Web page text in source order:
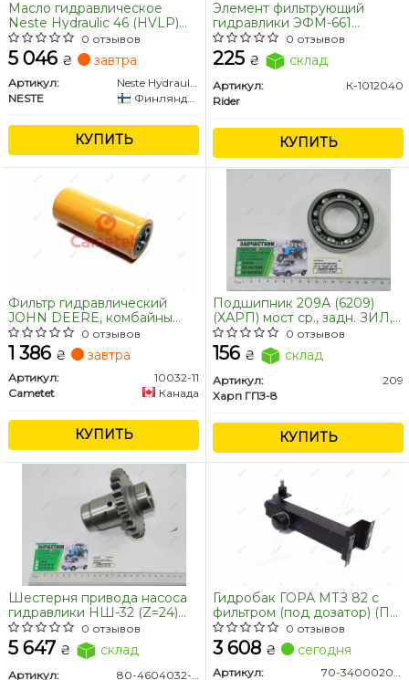
Масло гидравлическое
Neste Hydraulic 46 (HVLP)
20л.
0 отзывов
5 046 ₴ завтра
Артикул:
Neste Hydraulic 46 20L
NESTE
Финляндия
КУПИТЬ
Элемент фильтрующий
гидравлики ЭФМ-661
МЕ-008 К-1012040
(Экскаваторы ЭО-54,
ЭО-2621, ЭО-3322,
Амкадор,БелАЗ-7519, 7512,
7549; тепловозы) (RIDER)
0 отзывов
225 ₴ склад
Артикул:
К-1012040
Rider
КУПИТЬ
Фильтр гидравлический
JOHN DEERE, комбайны
(Cametet) JOHN DEERE
[AH128449, RE205726]
0 отзывов
1 386 ₴ завтра
Артикул:
10032-11
Cametet
Канада
КУПИТЬ
Подшипник 209А (6209)
(ХАРП) мост ср., задн. ЗИЛ,
вал вед. КПП ГАЗ, гидравл.
мех. МТЗ
0 отзывов
156 ₴ склад
Артикул:
209
Харп ГПЗ-8
КУПИТЬ
Шестерня привода насоса
гидравлики НШ-32 (Z=24)
МТЗ 890,900 (пр-во МЗШ)
0 отзывов
5 647 ₴ склад
Артикул:
Гидробак ГОРА МТЗ 82 с
фильтром (под дозатор) (Пр-
во Гидравликфлоу)
0 отзывов
3 608 ₴ сегодня
Артикул: